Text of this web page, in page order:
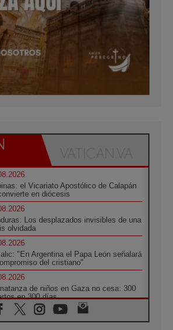
el Vicariato Apostólico de Calapán
en diócesis
Los desplazados invisibles de una
olvidada
"En Argentina el Papa León señalará
del cristiano"
matanza de niños en Gaza no cesa: 300
en 300 días
La guerra desfigura el mundo, solo la